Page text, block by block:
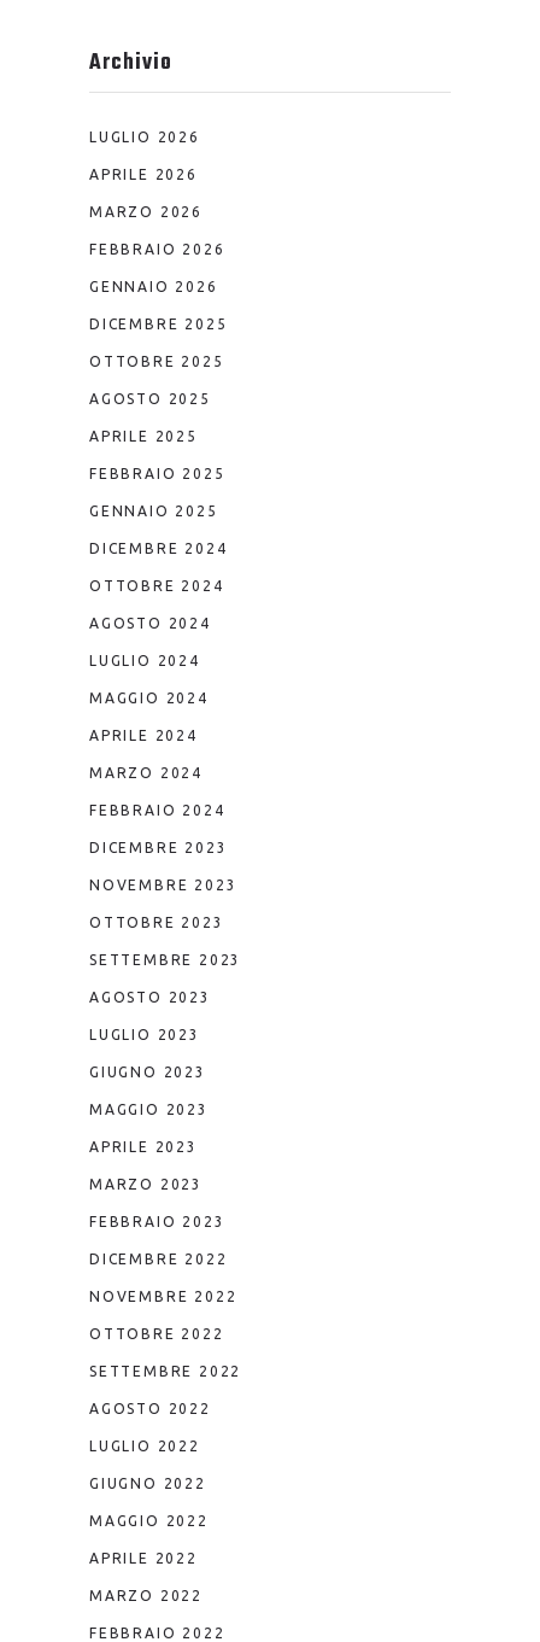
Archivio
LUGLIO 2026
APRILE 2026
MARZO 2026
FEBBRAIO 2026
GENNAIO 2026
DICEMBRE 2025
OTTOBRE 2025
AGOSTO 2025
APRILE 2025
FEBBRAIO 2025
GENNAIO 2025
DICEMBRE 2024
OTTOBRE 2024
AGOSTO 2024
LUGLIO 2024
MAGGIO 2024
APRILE 2024
MARZO 2024
FEBBRAIO 2024
DICEMBRE 2023
NOVEMBRE 2023
OTTOBRE 2023
SETTEMBRE 2023
AGOSTO 2023
LUGLIO 2023
GIUGNO 2023
MAGGIO 2023
APRILE 2023
MARZO 2023
FEBBRAIO 2023
DICEMBRE 2022
NOVEMBRE 2022
OTTOBRE 2022
SETTEMBRE 2022
AGOSTO 2022
LUGLIO 2022
GIUGNO 2022
MAGGIO 2022
APRILE 2022
MARZO 2022
FEBBRAIO 2022